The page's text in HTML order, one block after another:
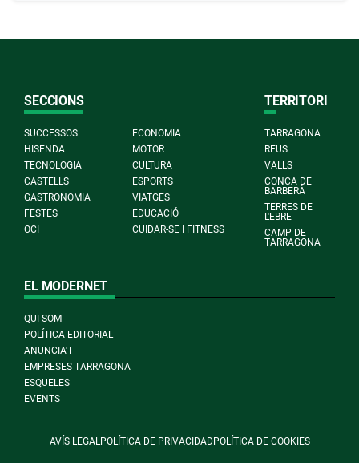
SECCIONS
SUCCESSOS
ECONOMIA
HISENDA
MOTOR
TECNOLOGIA
CULTURA
CASTELLS
ESPORTS
GASTRONOMIA
VIATGES
FESTES
EDUCACIÓ
OCI
CUIDAR-SE I FITNESS
TERRITORI
TARRAGONA
REUS
VALLS
CONCA DE
BARBERÀ
TERRES DE
L'EBRE
CAMP DE
TARRAGONA
EL MODERNET
QUI SOM
POLÍTICA EDITORIAL
ANUNCIA'T
EMPRESES TARRAGONA
ESQUELES
EVENTS
AVÍS LEGALPOLÍTICA DE PRIVACIDADPOLÍTICA DE COOKIES